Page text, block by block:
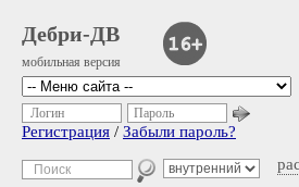
Дебри-ДВ
мобильная версия
Логин Пароль
Регистрация / Забыли пароль?